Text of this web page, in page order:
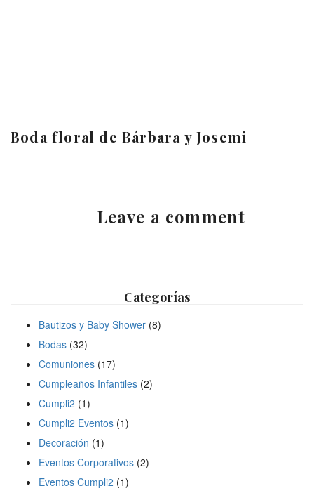
Boda floral de Bárbara y Josemi
Leave a comment
Categorías
Bautizos y Baby Shower (8)
Bodas (32)
Comuniones (17)
Cumpleaños Infantiles (2)
Cumpli2 (1)
Cumpli2 Eventos (1)
Decoración (1)
Eventos Corporativos (2)
Eventos Cumpli2 (1)